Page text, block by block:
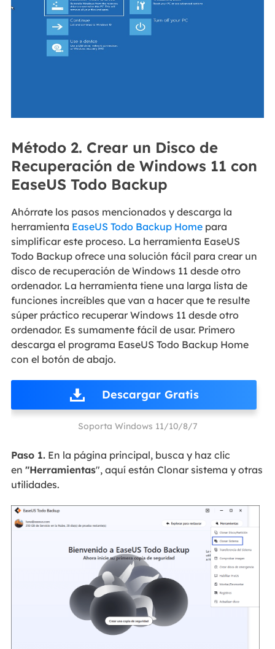
Método 2. Crear un Disco de
Recuperación de Windows 11 con
EaseUS Todo Backup
Ahórrate los pasos mencionados y descarga la
herramienta EaseUS Todo Backup Homepara
simplificar este proceso. La herramienta EaseUS
Todo Backup ofrece una solución fácil para crear un
disco de recuperación de Windows 11 desde otro
ordenador. La herramienta tiene una larga lista de
funciones increíbles que van a hacer que te resulte
súper práctico recuperar Windows 11 desde otro
ordenador. Es sumamente fácil de usar. Primero
descarga el programa EaseUS Todo Backup Home
con el botón de abajo.
Descargar Gratis
Soporta Windows 11/10/8/7
Paso 1.En la página principal, busca y haz clic
en "Herramientas", aquí están Clonar sistema y otras
utilidades.